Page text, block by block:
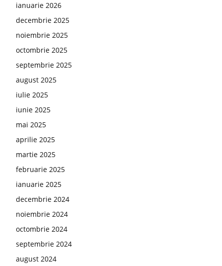
ianuarie 2026
decembrie 2025
noiembrie 2025
octombrie 2025
septembrie 2025
august 2025
iulie 2025
iunie 2025
mai 2025
aprilie 2025
martie 2025
februarie 2025
ianuarie 2025
decembrie 2024
noiembrie 2024
octombrie 2024
septembrie 2024
august 2024